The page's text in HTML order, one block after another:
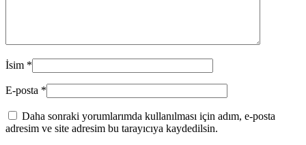
İsim *
E-posta *
Daha sonraki yorumlarımda kullanılması için adım, e-posta
adresim ve site adresim bu tarayıcıya kaydedilsin.